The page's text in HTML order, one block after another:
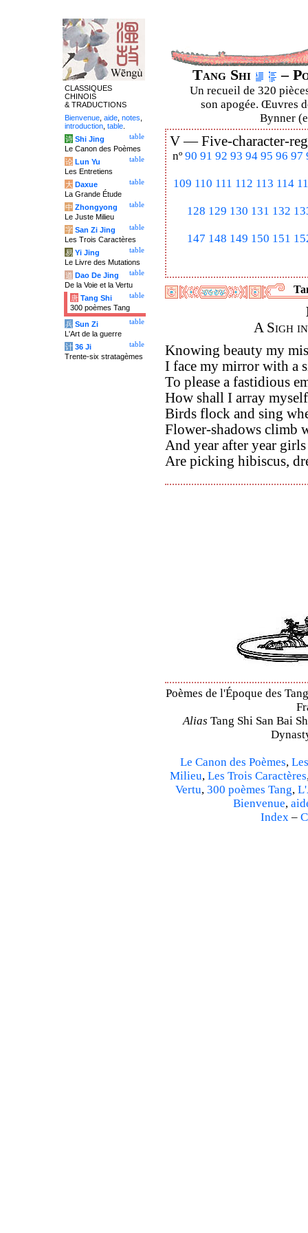
Tang Shi –
Un recueil de 320
son apogée. Œuvres
Bynner
V —Five-character-
nº 90 91 92 93 94 95 96 97
109 110 111 112 113 114
128 129 130 131 132
147 148 149 150 151
A Sigh
Knowing beauty my
I face my mirror with a
To please a fastidious
How shall I array
Birds flock and sing
Flower-shadows climb
And year after year
Are picking hibiscus,
Poèmes de l'Époque des
Alias Tang Shi San Bai
Le Canon des Poèmes,
Milieu, Les Trois Caractères
Vertu, 300 poèmes Tang,
Bienvenue,
Index–
CLASSIQUES
CHINOIS
& TRADUCTIONS
Bienvenue aide notes
introduction table
table
诗 Shi Jing
Le Canon des Poèmes
table
论 Lun Yu
Les Entretiens
table
大 Daxue
La Grande Étude
table
中 Zhongyong
Le Juste Milieu
table
字 San Zi Jing
Les Trois Caractères
table
易 Yi Jing
Le Livre des Mutations
table
道 Dao De Jing
De la Voie et la Vertu
table
唐 Tang Shi
300 poèmes Tang
table
兵 Sun Zi
L'Art de la guerre
table
计 36 Ji
Trente-six stratagèmes